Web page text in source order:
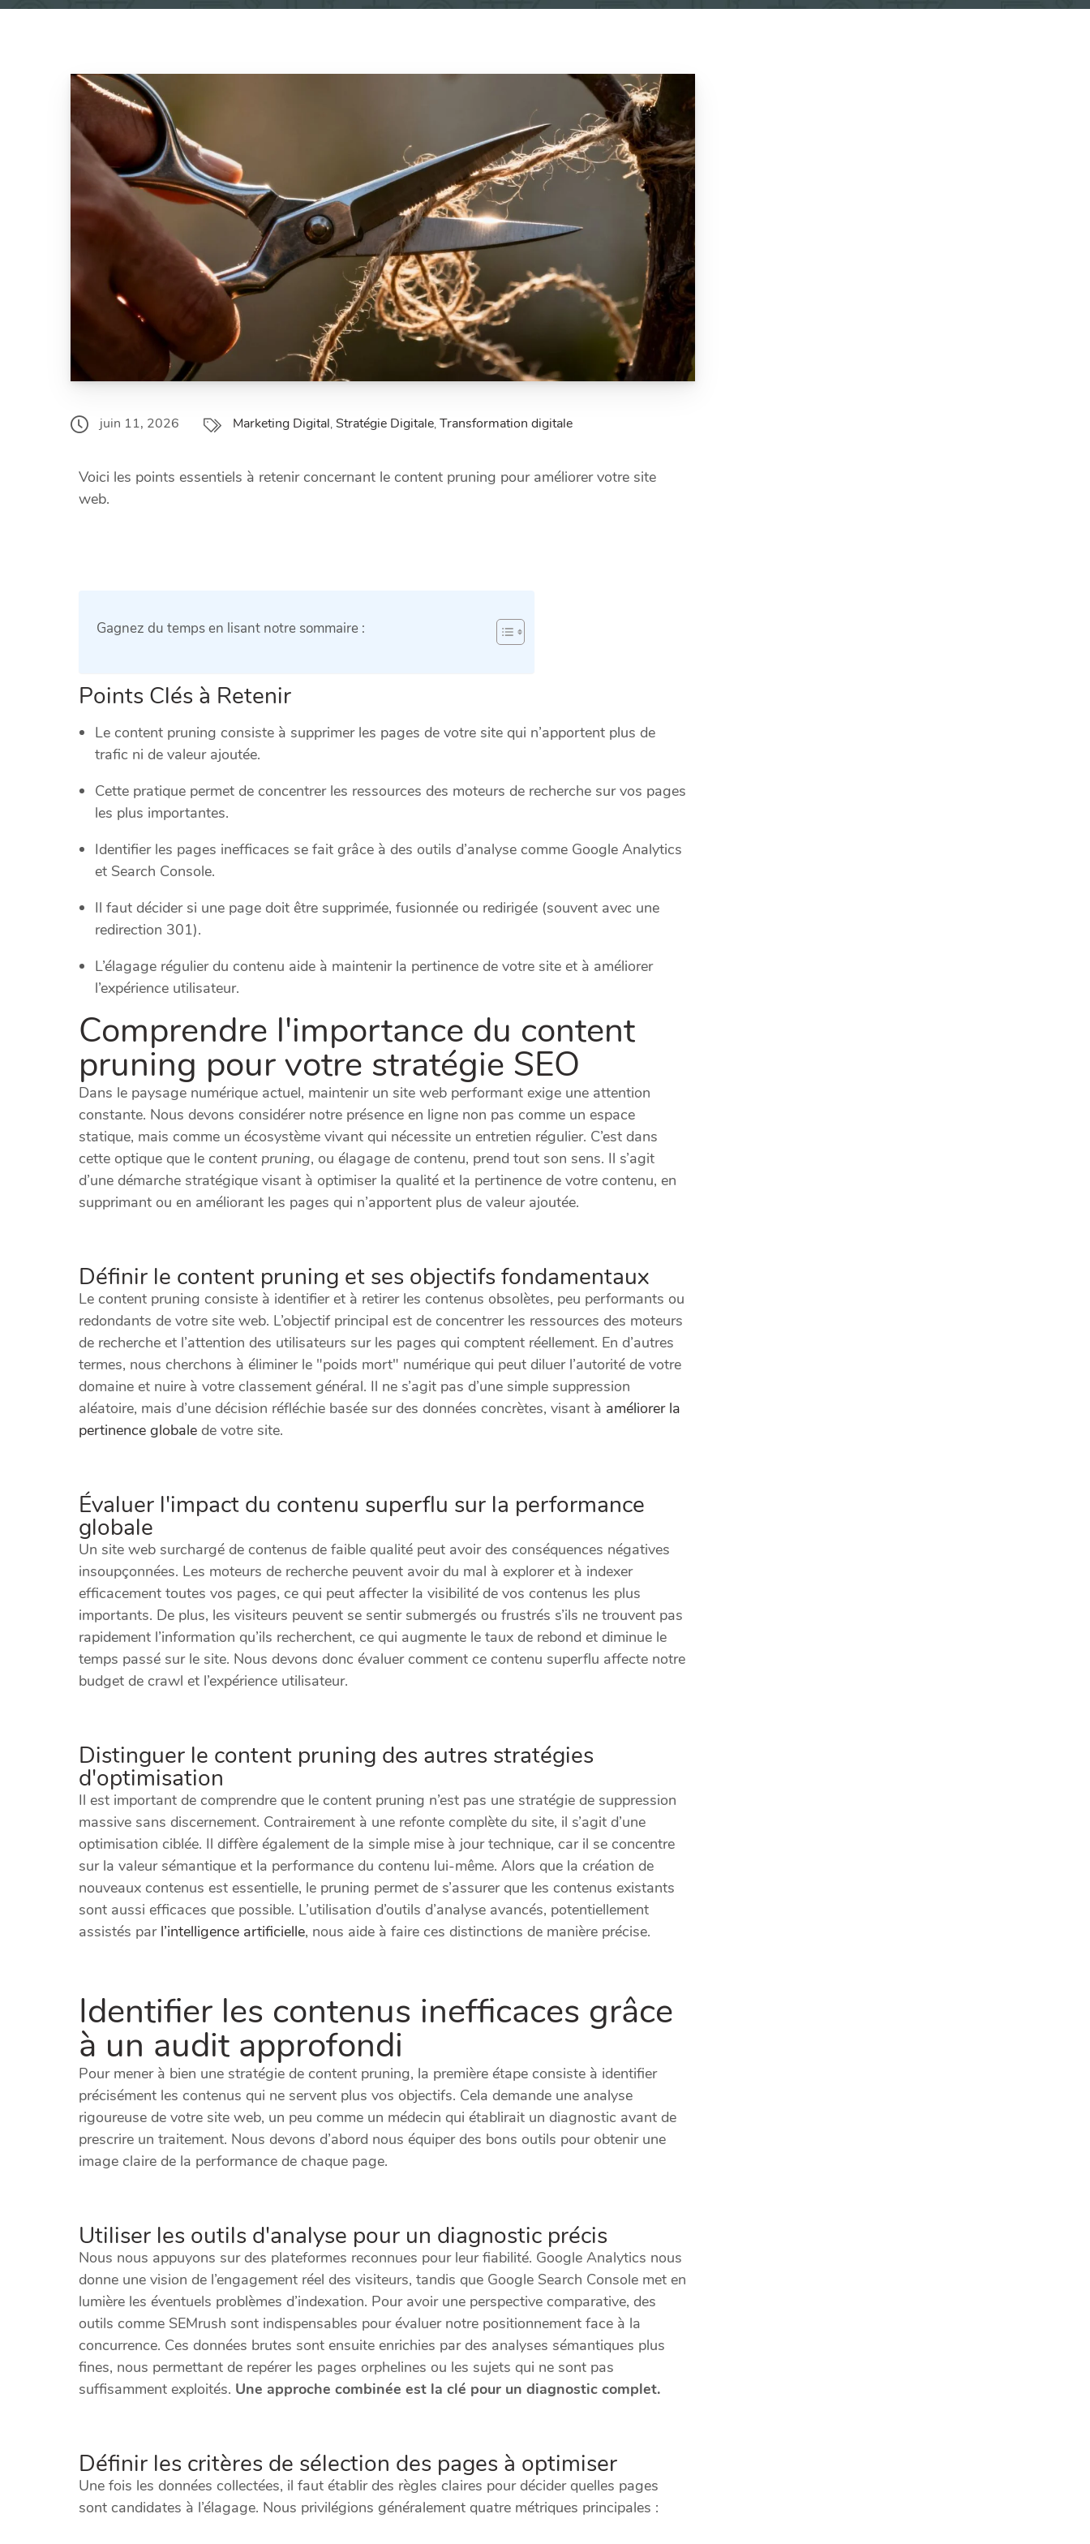
juin 11, 2026 Marketing Digital, Stratégie Digitale, Transformation digitale
Voici les points essentiels à retenir concernant le content pruning pour améliorer votre site
web.
Gagnez du temps en lisant notre sommaire :
Points Clés à Retenir
Le content pruning consiste à supprimer les pages de votre site qui n’apportent plus de
trafic ni de valeur ajoutée.
Cette pratique permet de concentrer les ressources des moteurs de recherche sur vos pages
les plus importantes.
Identifier les pages inefficaces se fait grâce à des outils d’analyse comme Google Analytics
et Search Console.
Il faut décider si une page doit être supprimée, fusionnée ou redirigée (souvent avec une
redirection 301).
L’élagage régulier du contenu aide à maintenir la pertinence de votre site et à améliorer
l’expérience utilisateur.
Comprendre l'importance du content
pruning pour votre stratégie SEO
Dans le paysage numérique actuel, maintenir un site web performant exige une attention
constante. Nous devons considérer notre présence en ligne non pas comme un espace
statique, mais comme un écosystème vivant qui nécessite un entretien régulier. C’est dans
cette optique que le content pruning, ou élagage de contenu, prend tout son sens. Il s’agit
d’une démarche stratégique visant à optimiser la qualité et la pertinence de votre contenu, en
supprimant ou en améliorant les pages qui n’apportent plus de valeur ajoutée.
Définir le content pruning et ses objectifs fondamentaux
Le content pruning consiste à identifier et à retirer les contenus obsolètes, peu performants ou
redondants de votre site web. L’objectif principal est de concentrer les ressources des moteurs
de recherche et l’attention des utilisateurs sur les pages qui comptent réellement. En d’autres
termes, nous cherchons à éliminer le "poids mort" numérique qui peut diluer l’autorité de votre
domaine et nuire à votre classement général. Il ne s’agit pas d’une simple suppression
aléatoire, mais d’une décision réfléchie basée sur des données concrètes, visant à améliorer la
pertinence globale de votre site.
Évaluer l'impact du contenu superflu sur la performance
globale
Un site web surchargé de contenus de faible qualité peut avoir des conséquences négatives
insoupçonnées. Les moteurs de recherche peuvent avoir du mal à explorer et à indexer
efficacement toutes vos pages, ce qui peut affecter la visibilité de vos contenus les plus
importants. De plus, les visiteurs peuvent se sentir submergés ou frustrés s’ils ne trouvent pas
rapidement l’information qu’ils recherchent, ce qui augmente le taux de rebond et diminue le
temps passé sur le site. Nous devons donc évaluer comment ce contenu superflu affecte notre
budget de crawl et l’expérience utilisateur.
Distinguer le content pruning des autres stratégies
d'optimisation
Il est important de comprendre que le content pruning n’est pas une stratégie de suppression
massive sans discernement. Contrairement à une refonte complète du site, il s’agit d’une
optimisation ciblée. Il diffère également de la simple mise à jour technique, car il se concentre
sur la valeur sémantique et la performance du contenu lui-même. Alors que la création de
nouveaux contenus est essentielle, le pruning permet de s’assurer que les contenus existants
sont aussi efficaces que possible. L’utilisation d’outils d’analyse avancés, potentiellement
assistés par l’intelligence artificielle, nous aide à faire ces distinctions de manière précise.
Identifier les contenus inefficaces grâce
à un audit approfondi
Pour mener à bien une stratégie de content pruning, la première étape consiste à identifier
précisément les contenus qui ne servent plus vos objectifs. Cela demande une analyse
rigoureuse de votre site web, un peu comme un médecin qui établirait un diagnostic avant de
prescrire un traitement. Nous devons d’abord nous équiper des bons outils pour obtenir une
image claire de la performance de chaque page.
Utiliser les outils d'analyse pour un diagnostic précis
Nous nous appuyons sur des plateformes reconnues pour leur fiabilité. Google Analytics nous
donne une vision de l’engagement réel des visiteurs, tandis que Google Search Console met en
lumière les éventuels problèmes d’indexation. Pour avoir une perspective comparative, des
outils comme SEMrush sont indispensables pour évaluer notre positionnement face à la
concurrence. Ces données brutes sont ensuite enrichies par des analyses sémantiques plus
fines, nous permettant de repérer les pages orphelines ou les sujets qui ne sont pas
suffisamment exploités. Une approche combinée est la clé pour un diagnostic complet.
Définir les critères de sélection des pages à optimiser
Une fois les données collectées, il faut établir des règles claires pour décider quelles pages
sont candidates à l’élagage. Nous privilégions généralement quatre métriques principales :